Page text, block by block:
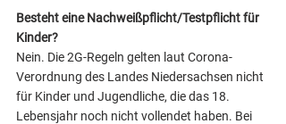
Besteht eine Nachweißpflicht/Testpflicht für
Kinder?
Nein. Die 2G-Regeln gelten laut Corona-
Verordnung des Landes Niedersachsen nicht
für Kinder und Jugendliche, die das 18.
Lebensjahr noch nicht vollendet haben. Bei